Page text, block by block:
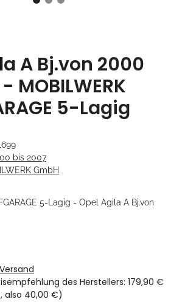
A Bj.von 2000
MOBILWERK
5-Lagig
bis 2007
GmbH
5-Lagig - Opel Agila A Bj.von
Versand
des Herstellers: 179,90 €
, also 40,00 €)